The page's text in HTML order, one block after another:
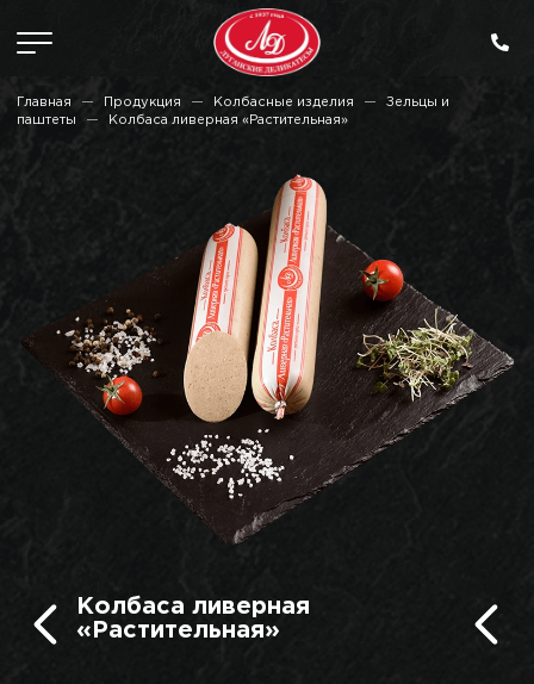
Главная Продукция Колбасные изделия
Зельцы и
паштеты
Колбаса ливерная «Растительная»
Колбаса ливерная
«Растительная»